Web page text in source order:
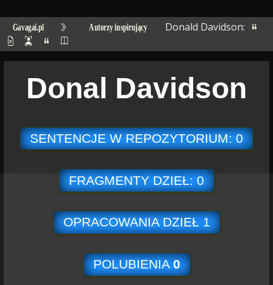
Gavagai.pl Autorzy inspirujący Donald Davidson:
Donal Davidson
SENTENCJE W REPOZYTORIUM: 0
FRAGMENTY DZIEŁ: 0
OPRACOWANIA DZIEŁ 1
POLUBIENIA 0